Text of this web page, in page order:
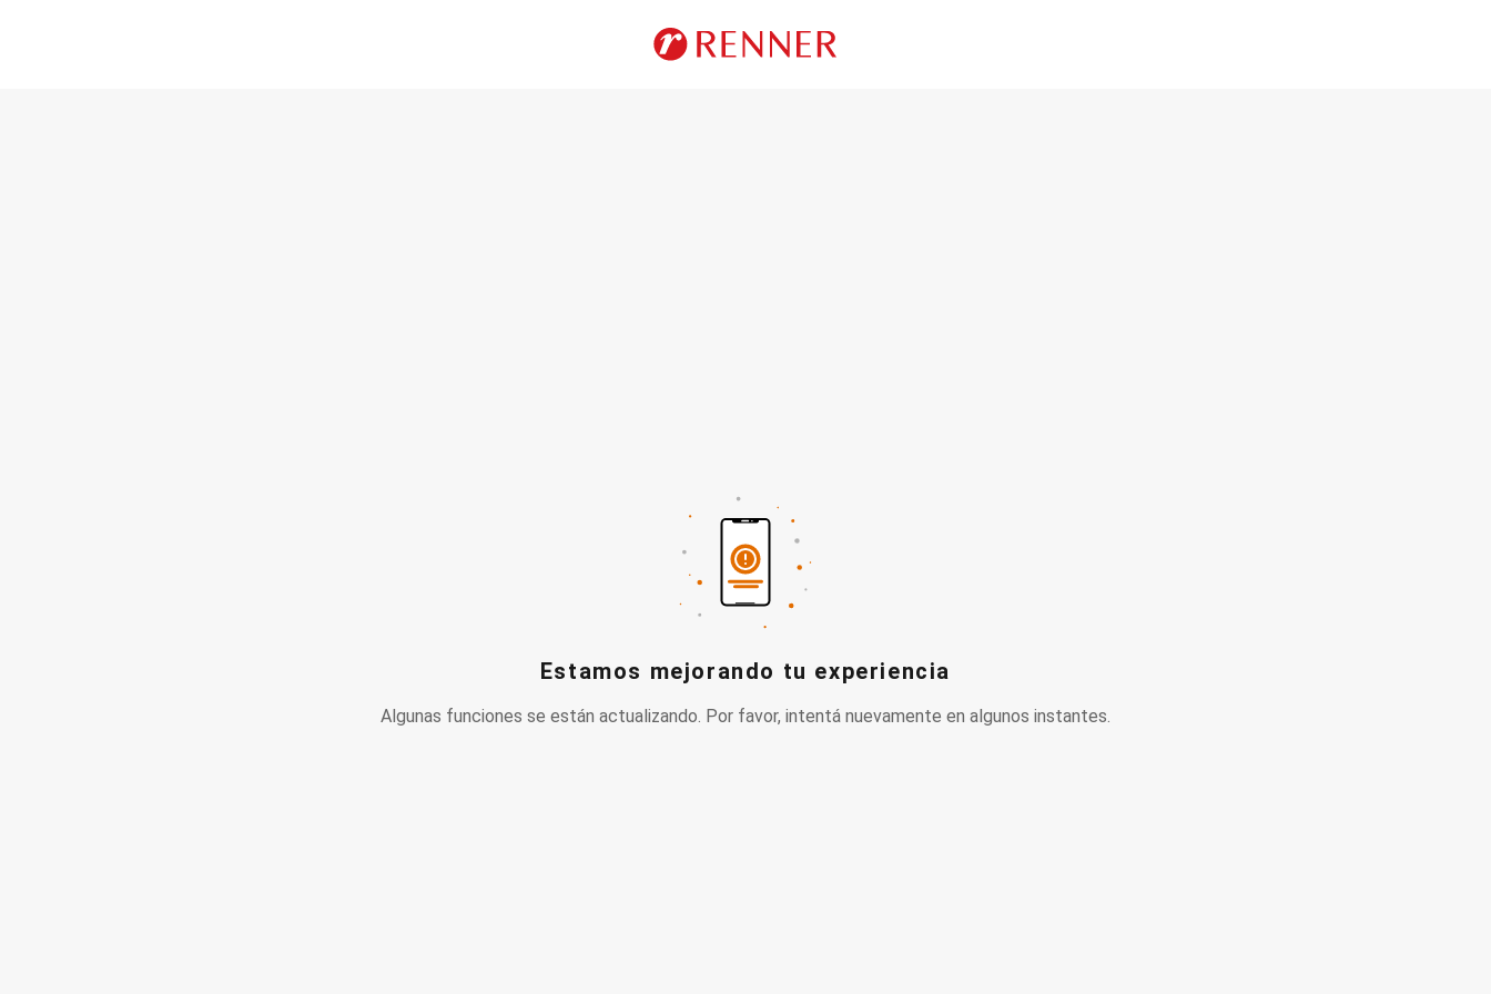
Estamos mejorando tu experiencia
Algunas funciones se están actualizando. Por favor, intentá nuevamente en algunos instantes.